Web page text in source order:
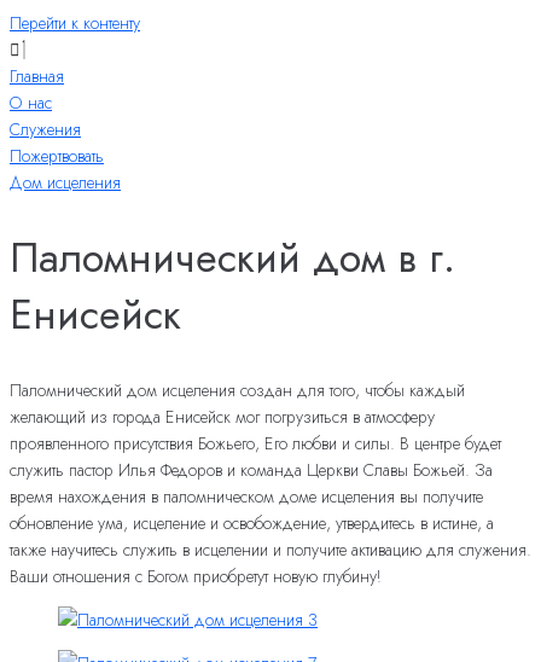
Перейти к контенту
Главная
О нас
Служения
Пожертвовать
Дом исцеления
Паломнический дом в г.
Енисейск
Паломнический дом исцеления создан для того, чтобы каждый
желающий из города Енисейск мог погрузиться в атмосферу
проявленного присутствия Божьего, Его любви и силы. В центре будет
служить пастор Илья Федоров и команда Церкви Славы Божьей. За
время нахождения в паломническом доме исцеления вы получите
обновление ума, исцеление и освобождение, утвердитесь в истине, а
также научитесь служить в исцелении и получите активацию для служения.
Ваши отношения с Богом приобретут новую глубину!